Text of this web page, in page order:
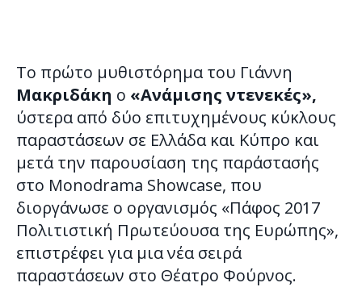
Το πρώτο μυθιστόρημα του Γιάννη
Μακριδάκη ο «Ανάμισης ντενεκές»,
ύστερα από δύο επιτυχημένους κύκλους
παραστάσεων σε Ελλάδα και Κύπρο και
μετά την παρουσίαση της παράστασής
στo Monodrama Showcase, που
διοργάνωσε ο οργανισμός «Πάφος 2017
Πολιτιστική Πρωτεύουσα της Ευρώπης»,
επιστρέφει για μια νέα σειρά
παραστάσεων στο Θέατρο Φούρνος.